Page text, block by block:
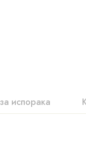
испорака